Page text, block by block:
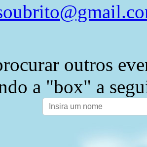
outros
a "box" a